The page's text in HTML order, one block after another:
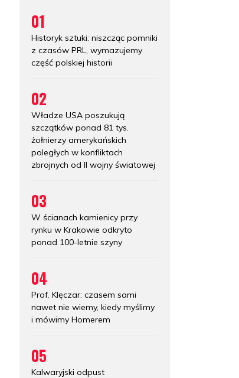
01
Historyk sztuki: niszcząc pomniki
z czasów PRL, wymazujemy
część polskiej historii
02
Władze USA poszukują
szczątków ponad 81 tys.
żołnierzy amerykańskich
poległych w konfliktach
zbrojnych od II wojny światowej
03
W ścianach kamienicy przy
rynku w Krakowie odkryto
ponad 100-letnie szyny
04
Prof. Klęczar: czasem sami
nawet nie wiemy, kiedy myślimy
i mówimy Homerem
05
Kalwaryjski odpust